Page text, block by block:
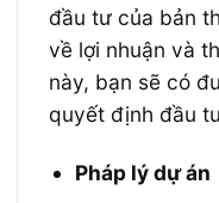
đầu tư của bản
về lợi nhuận và
này, bạn sẽ có
quyết định đầu
Pháp lý dự án